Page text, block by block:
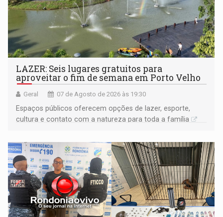
LAZER: Seis lugares gratuitos para
aproveitar o fim de semana em Porto Velho
Geral 07 de Agosto de 2026 às 19:30
Espaços públicos oferecem opções de lazer, esporte,
cultura e contato com a natureza para toda a família